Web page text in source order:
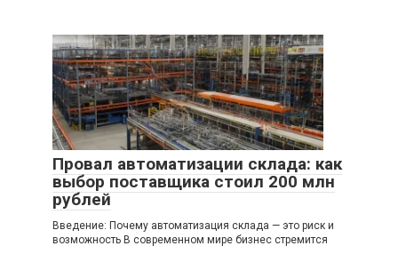
Провал автоматизации склада: как
выбор поставщика стоил 200 млн
рублей
Введение: Почему автоматизация склада — это риск и
возможность В современном мире бизнес стремится